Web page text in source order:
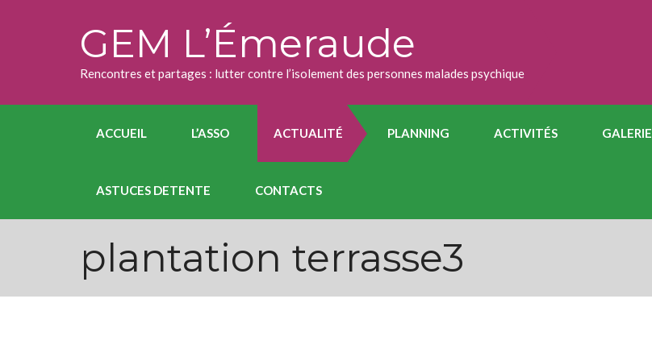
GEM L’Émeraude
Rencontres et partages : lutter contre l’isolement des personnes malades psychique
ACCUEIL L’ASSO ACTUALITÉ PLANNING ACTIVITÉS GALERIE
ASTUCES DETENTE CONTACTS
plantation terrasse3